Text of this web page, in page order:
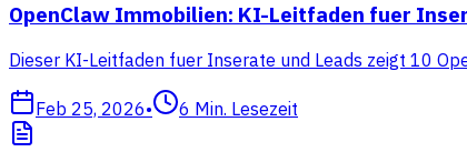
OpenClaw Immobilien: KI-Leitfaden fuer
Dieser KI-Leitfaden fuer Inserate und Leads zeigt 10
Feb 25, 2026• 6 Min. Lesezeit